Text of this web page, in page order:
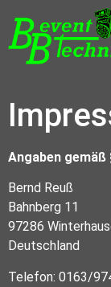
Angaben gemäß
Bernd Reuß
Bahnberg 11
97286
Deutschland
Telefon: 0163/